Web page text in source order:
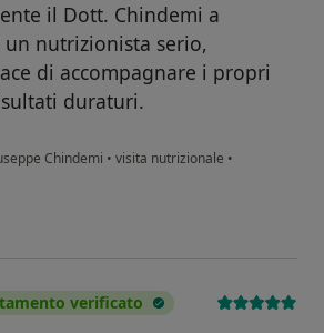
il Dott. Chindemi a
nutrizionista serio,
di accompagnare i propri
duraturi.
Chindemi • visita nutrizionale •
Giovanni Quattrone
verificato